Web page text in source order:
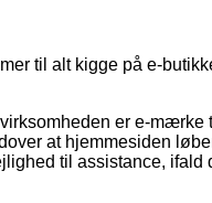
til alt kigge på e-
er e-mærke
at hjemmesiden
til assistance, ifald